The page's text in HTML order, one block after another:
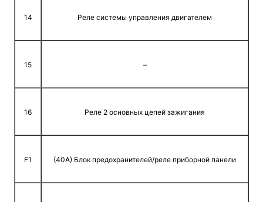
14 Реле системы управления двигателем
15 –
16 Реле 2 основных цепей зажигания
F1 (40A) Блок предохранителей/реле приборной панели